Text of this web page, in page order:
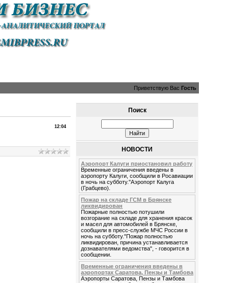
Приветствую Вас Гость
12:04
Поиск
НОВОСТИ
Аэропорт Калуги приостановил работу
Временные ограничения введены в
аэропорту Калуги, сообщили в Росавиации
в ночь на субботу."Аэропорт Калуга
(Грабцево).
Пожар на складе ГСМ в Брянске
ликвидирован
Пожарные полностью потушили
возгорание на складе для хранения красок
и масел для автомобилей в Брянске,
сообщили в пресс-службе МЧС России в
ночь на субботу."Пожар полностью
ликвидирован, причина устанавливается
дознавателями ведомства", - говорится в
сообщении.
Временные ограничения введены в
аэропортах Саратова, Пензы и Тамбова
Аэропорты Саратова, Пензы и Тамбова